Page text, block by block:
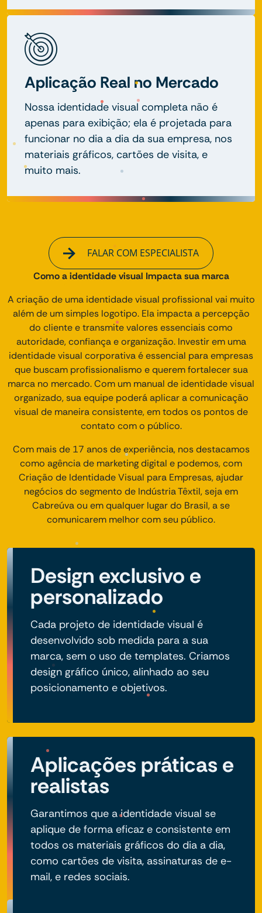
Aplicação Real no Mercado
Nossa identidade visual completa não é
apenas para exibição; ela é projetada para
funcionar no dia a dia da sua empresa, nos
materiais gráficos, cartões de visita, e
muito mais.
FALAR COM ESPECIALISTA
Como a identidade visual Impacta sua marca
A criação de uma identidade visual profissional vai muito
além de um simples logotipo. Ela impacta a percepção
do cliente e transmite valores essenciais como
autoridade, confiança e organização. Investir em uma
identidade visual corporativa é essencial para empresas
que buscam profissionalismo e querem fortalecer sua
marca no mercado. Com um manual de identidade visual
organizado, sua equipe poderá aplicar a comunicação
visual de maneira consistente, em todos os pontos de
contato com o público.
Com mais de 17 anos de experiência, nos destacamos
como agência de marketing digital e podemos, com
Criação de Identidade Visual para Empresas, ajudar
negócios do segmento de Indústria Têxtil, seja em
Cabreúva ou em qualquer lugar do Brasil, a se
comunicarem melhor com seu público.
Design exclusivo e
personalizado
Cada projeto de identidade visual é
desenvolvido sob medida para a sua
marca, sem o uso de templates. Criamos
design gráfico único, alinhado ao seu
posicionamento e objetivos.
Aplicações práticas e
realistas
Garantimos que a identidade visual se
aplique de forma eficaz e consistente em
todos os materiais gráficos do dia a dia,
como cartões de visita, assinaturas de e-
mail, e redes sociais.